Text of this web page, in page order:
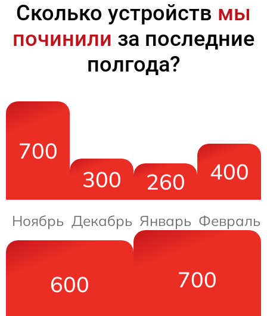
Сколько устройств мы
починили за последние
полгода?
700
Ноябрь
300
Декабрь
260
Январь
400
Февраль
600 700